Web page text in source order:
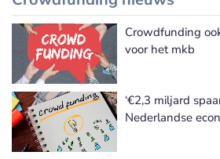
Crowdfunding
voor het mkb
‘€2,3 miljard
Nederlandse